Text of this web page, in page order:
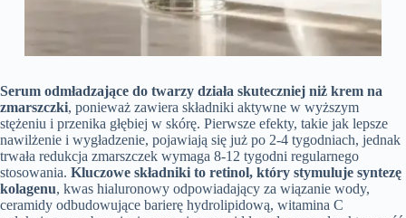
Serum odmładzające do twarzy działa skuteczniej niż krem na
zmarszczki, ponieważ zawiera składniki aktywne w wyższym
stężeniu i przenika głębiej w skórę. Pierwsze efekty, takie jak lepsze
nawilżenie i wygładzenie, pojawiają się już po 2-4 tygodniach, jednak
trwała redukcja zmarszczek wymaga 8-12 tygodni regularnego
stosowania. Kluczowe składniki to retinol, który stymuluje syntezę
kolagenu, kwas hialuronowy odpowiadający za wiązanie wody,
ceramidy odbudowujące barierę hydrolipidową, witamina C